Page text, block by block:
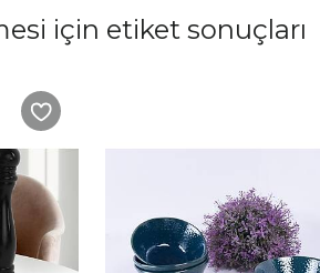
için etiket sonuçları